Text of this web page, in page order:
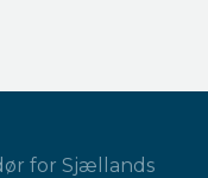
for Sjællands